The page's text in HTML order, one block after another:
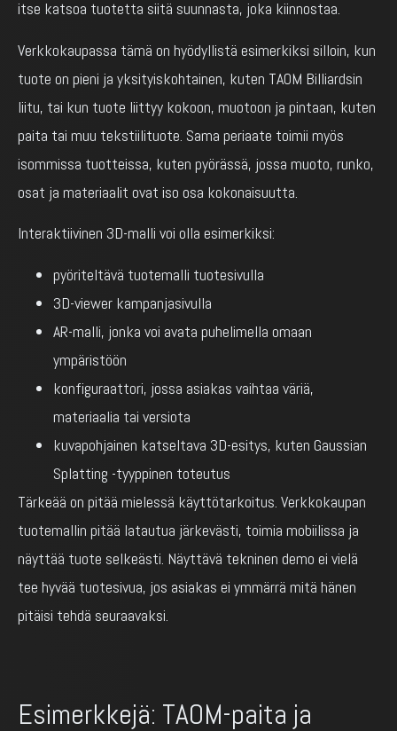
itse katsoa tuotetta siitä suunnasta, joka kiinnostaa.
Verkkokaupassa tämä on hyödyllistä esimerkiksi silloin, kun
tuote on pieni ja yksityiskohtainen, kuten TAOM Billiardsin
liitu, tai kun tuote liittyy kokoon, muotoon ja pintaan, kuten
paita tai muu tekstiilituote. Sama periaate toimii myös
isommissa tuotteissa, kuten pyörässä, jossa muoto, runko,
osat ja materiaalit ovat iso osa kokonaisuutta.
Interaktiivinen 3D-malli voi olla esimerkiksi:
pyöriteltävä tuotemalli tuotesivulla
3D-viewer kampanjasivulla
AR-malli, jonka voi avata puhelimella omaan
ympäristöön
konfiguraattori, jossa asiakas vaihtaa väriä,
materiaalia tai versiota
kuvapohjainen katseltava 3D-esitys, kuten Gaussian
Splatting -tyyppinen toteutus
Tärkeää on pitää mielessä käyttötarkoitus. Verkkokaupan
tuotemallin pitää latautua järkevästi, toimia mobiilissa ja
näyttää tuote selkeästi. Näyttävä tekninen demo ei vielä
tee hyvää tuotesivua, jos asiakas ei ymmärrä mitä hänen
pitäisi tehdä seuraavaksi.
Esimerkkejä: TAOM-paita ja